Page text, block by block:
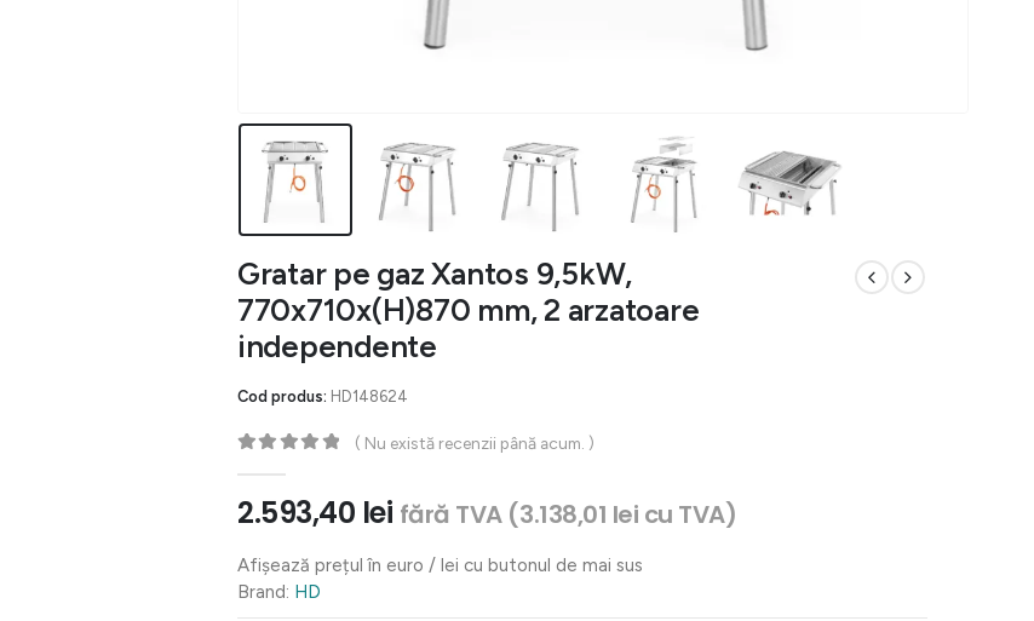
Gratar pe gaz Xantos 9,5kW,
770x710x(H)870 mm, 2 arzatoare
independente
Cod produs: HD148624
( Nu există recenzii până acum. )
2.593,40 lei fără TVA (3.138,01 lei cu TVA)
Afișează prețul în euro / lei cu butonul de mai sus
Brand: HD